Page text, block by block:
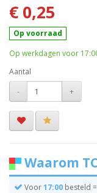
€ 0,25
Op voorraad
Op werkdagen voor
Aantal
-
+
Waarom
Voor17:00 besteld